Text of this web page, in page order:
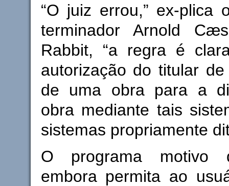
“O juiz errou,” ex-plica
terminador Arnold
Rabbit, “a regra é
autorização do titular
de uma obra para a
obra mediante tais
sistemas propriamente
O programa motivo
embora permita ao